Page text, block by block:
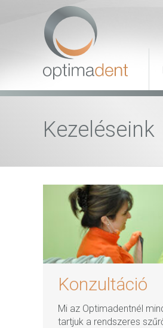
Kezeléseink
Konzultáció
Mi az Optimadentnél
tartjuk a rendszeres